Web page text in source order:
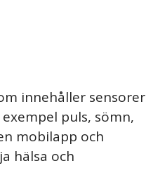
innehåller sensorer
puls, sömn,
mobilapp och
hälsa och